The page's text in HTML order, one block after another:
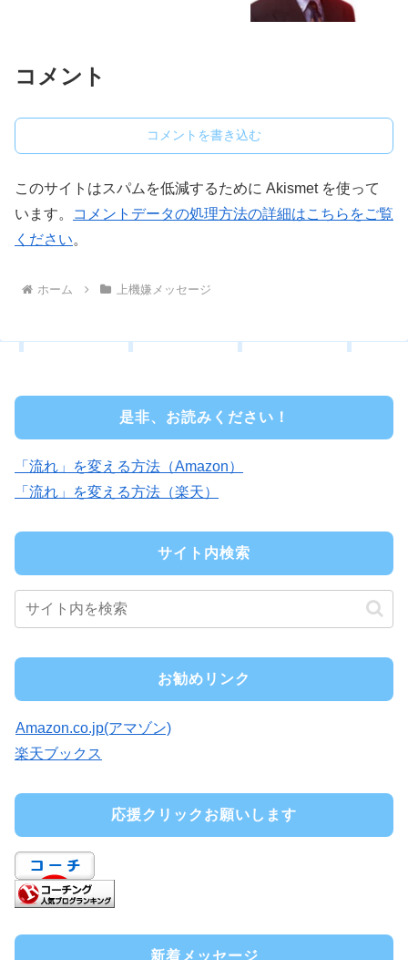
コメント
コメントを書き込む
このサイトはスパムを低減するために Akismet を使って
います。
コメントデータの処理方法の詳細はこちらをご覧
ください。
ホーム 上機嫌メッセージ
是非、お読みください！
「流れ」を変える方法（Amazon）
「流れ」を変える方法（楽天）
サイト内検索
お勧めリンク
Amazon.co.jp(アマゾン)
楽天ブックス
応援クリックお願いします
新着メッセージ